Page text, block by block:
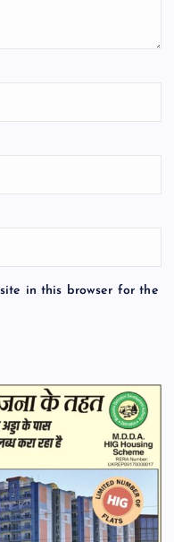
in this browser for the